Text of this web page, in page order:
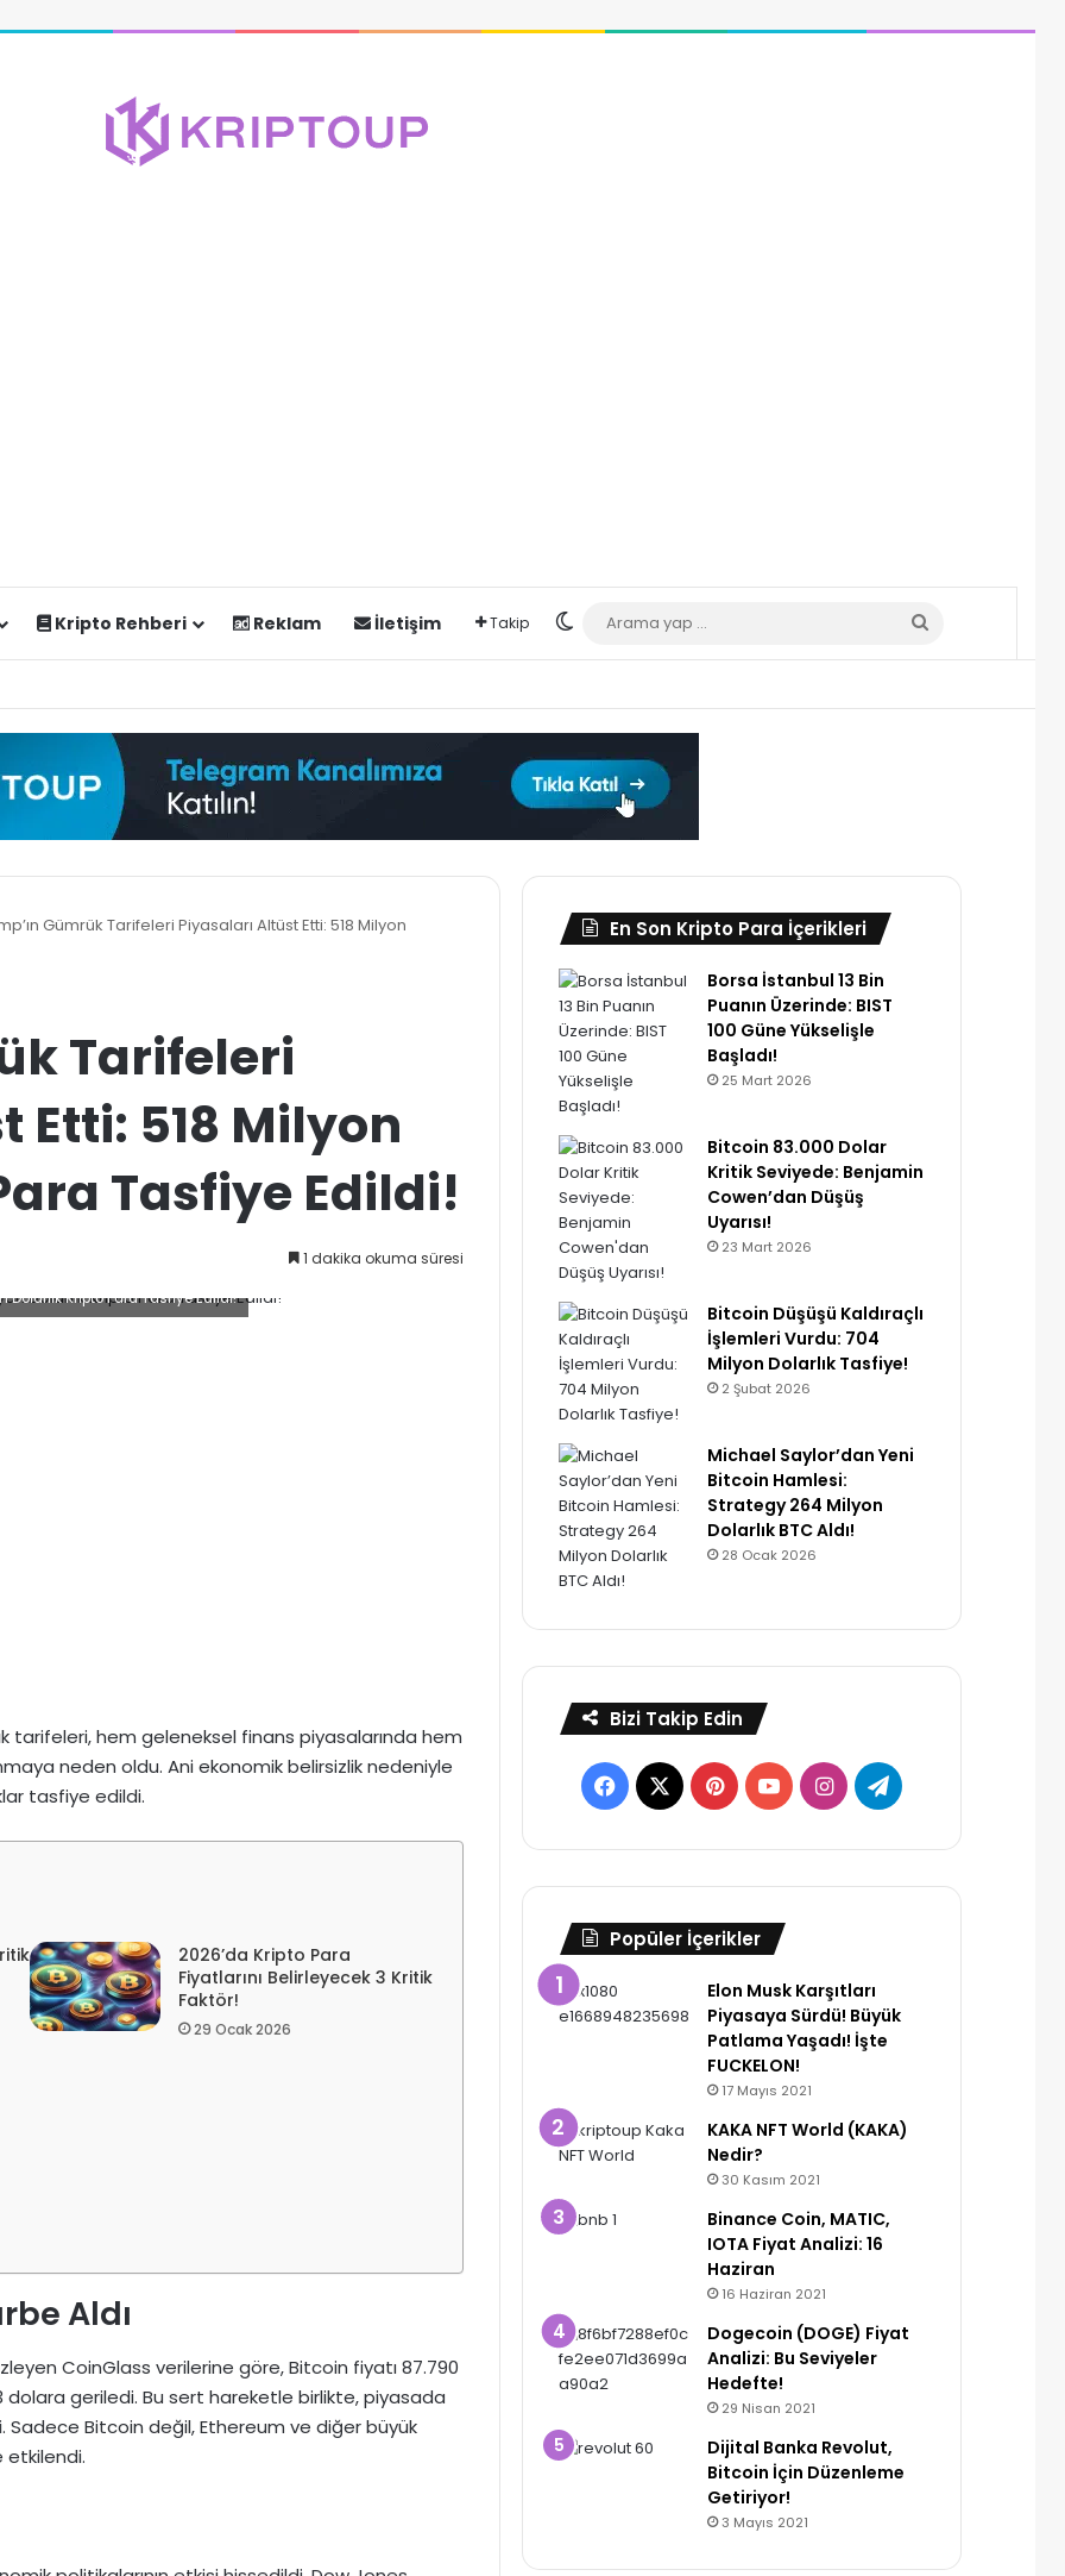
Kripto Rehberi Reklam İletişim Takip Dış görünümü değiştir
Arama
yap
...
Gümrük Tarifeleri Piyasaları Altüst Etti: 518 Milyon
Tarifeleri
Etti: 518 Milyon
Tasfiye Edildi!
1 dakika okuma süresi
Kripto Para Tasfiye Edildi!
tarifeleri, hem geleneksel finans piyasalarında hem
neden oldu. Ani ekonomik belirsizlik nedeniyle
tasfiye edildi.
2026’da Kripto Para
Fiyatlarını Belirleyecek 3 Kritik
Faktör!
29 Ocak 2026
Aldı
CoinGlass verilerine göre, Bitcoin fiyatı 87.790
dolara geriledi. Bu sert hareketle birlikte, piyasada
Bitcoin değil, Ethereum ve diğer büyük
En Son Kripto Para İçerikleri
Borsa İstanbul 13 Bin
Puanın Üzerinde: BIST
100 Güne Yükselişle
Başladı!
25 Mart 2026
Bitcoin 83.000 Dolar
Kritik Seviyede: Benjamin
Cowen’dan Düşüş
Uyarısı!
23 Mart 2026
Bitcoin Düşüşü Kaldıraçlı
İşlemleri Vurdu: 704
Milyon Dolarlık Tasfiye!
2 Şubat 2026
Michael Saylor’dan Yeni
Bitcoin Hamlesi:
Strategy 264 Milyon
Dolarlık BTC Aldı!
28 Ocak 2026
Bizi Takip Edin
Facebook
X PinterestYouTubeInstagramTelegram
Popüler İçerikler
Elon Musk Karşıtları
Piyasaya Sürdü! Büyük
Patlama Yaşadı! İşte
FUCKELON!
17 Mayıs 2021
KAKA NFT World (KAKA)
Nedir?
30 Kasım 2021
Binance Coin, MATIC,
IOTA Fiyat Analizi: 16
Haziran
16 Haziran 2021
Dogecoin (DOGE) Fiyat
Analizi: Bu Seviyeler
Hedefte!
29 Nisan 2021
Dijital Banka Revolut,
Bitcoin İçin Düzenleme
Getiriyor!
3 Mayıs 2021